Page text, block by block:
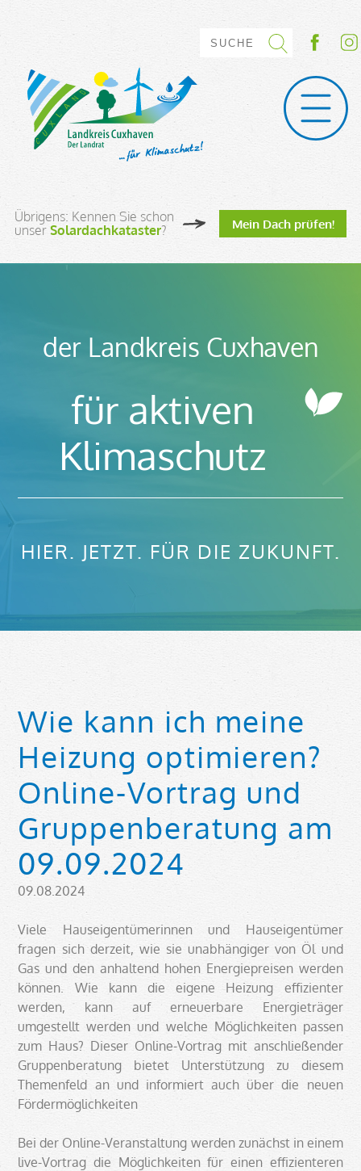
Übrigens: Kennen Sie schon
unserSolardachkataster? Mein Dach prüfen!
der Landkreis Cuxhaven
für aktiven
Klimaschutz
HIER. JETZT. FÜR DIE ZUKUNFT.
Wie kann ich meine
Heizung optimieren?
Online-Vortrag und
Gruppenberatung am
09.09.2024
09.08.2024
Viele Hauseigentümerinnen und Hauseigentümer
fragen sich derzeit, wie sie unabhängiger von Öl und
Gas und den anhaltend hohen Energiepreisen werden
können. Wie kann die eigene Heizung effizienter
werden, kann auf erneuerbare Energieträger
umgestellt werden und welche Möglichkeiten passen
zum Haus? Dieser Online-Vortrag mit anschließender
Gruppenberatung bietet Unterstützung zu diesem
Themenfeld an und informiert auch über die neuen
Fördermöglichkeiten
Bei der Online-Veranstaltung werden zunächst in einem
live-Vortrag die Möglichkeiten für einen effizienteren